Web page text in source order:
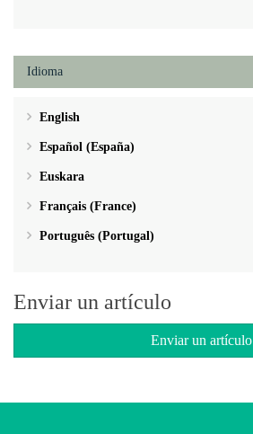
Idioma
English
Español (España)
Euskara
Français (France)
Português (Portugal)
Enviar un artículo
Enviar un artículo